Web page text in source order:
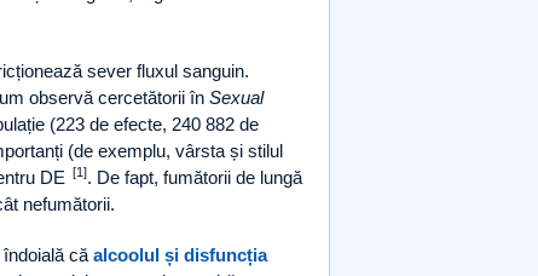
sever fluxul sanguin.
observă cercetătorii în Sexual
(223 de efecte, 240 882 de
(de exemplu, vârsta și stilul
DE [1]. De fapt, fumătorii de lungă
nefumătorii.
că alcoolul și disfuncția